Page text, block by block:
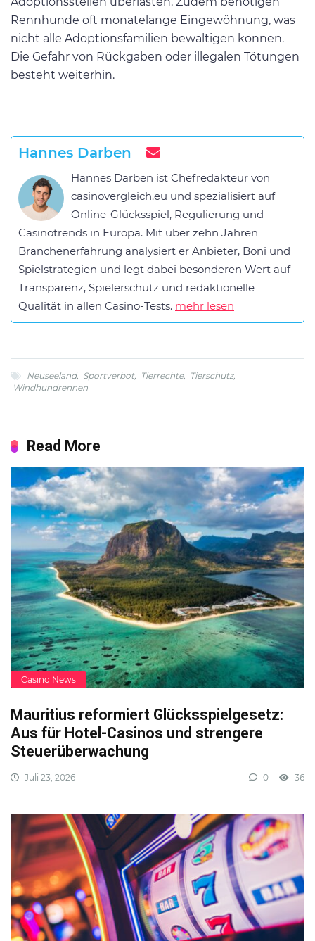
Rennhunde oft monatelange Eingewöhnung, was
nicht alle Adoptionsfamilien bewältigen können.
Die Gefahr von Rückgaben oder illegalen Tötungen
besteht weiterhin.
Hannes Darben
Hannes Darben ist Chefredakteur von
casinovergleich.eu und spezialisiert auf
Online-Glücksspiel, Regulierung und
Casinotrends in Europa. Mit über zehn Jahren
Branchenerfahrung analysiert er Anbieter, Boni und
Spielstrategien und legt dabei besonderen Wert auf
Transparenz, Spielerschutz und redaktionelle
Qualität in allen Casino-Tests. mehr lesen
Neuseeland, Sportverbot, Tierrechte, Tierschutz,
Windhundrennen
Read More
Casino News
Mauritius reformiert Glücksspielgesetz:
Aus für Hotel-Casinos und strengere
Steuerüberwachung
Juli 23, 2026 0 36